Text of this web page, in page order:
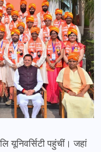
यूनिवर्सिटी पहुंचीं। जहां